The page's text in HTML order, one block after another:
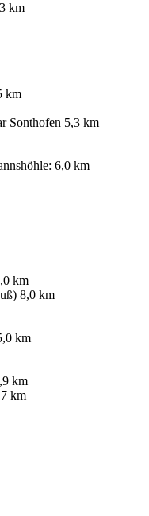
km
km
Sonthofen 5,3 km
6,0 km
km
8,0 km
km
km
km